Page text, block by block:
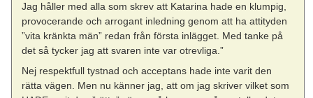
Jag håller med alla som skrev att Katarina hade en klumpig,
provocerande och arrogant inledning genom att ha attityden
”vita kränkta män” redan från första inlägget. Med tanke på
det så tycker jag att svaren inte var otrevliga.”
Nej respektfull tystnad och acceptans hade inte varit den
rätta vägen. Men nu känner jag, att om jag skriver vilket som